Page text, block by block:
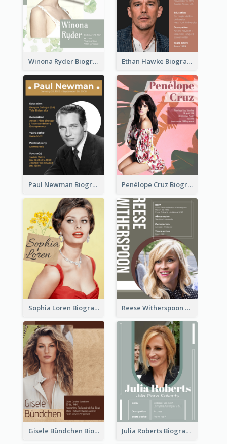
Winona Ryder Biography Ethan Hawke Biography
Paul Newman Biography Penélope Cruz Biography
Sophia Loren Biography Reese Witherspoon Biography
Gisele Bündchen Biography Julia Roberts Biography